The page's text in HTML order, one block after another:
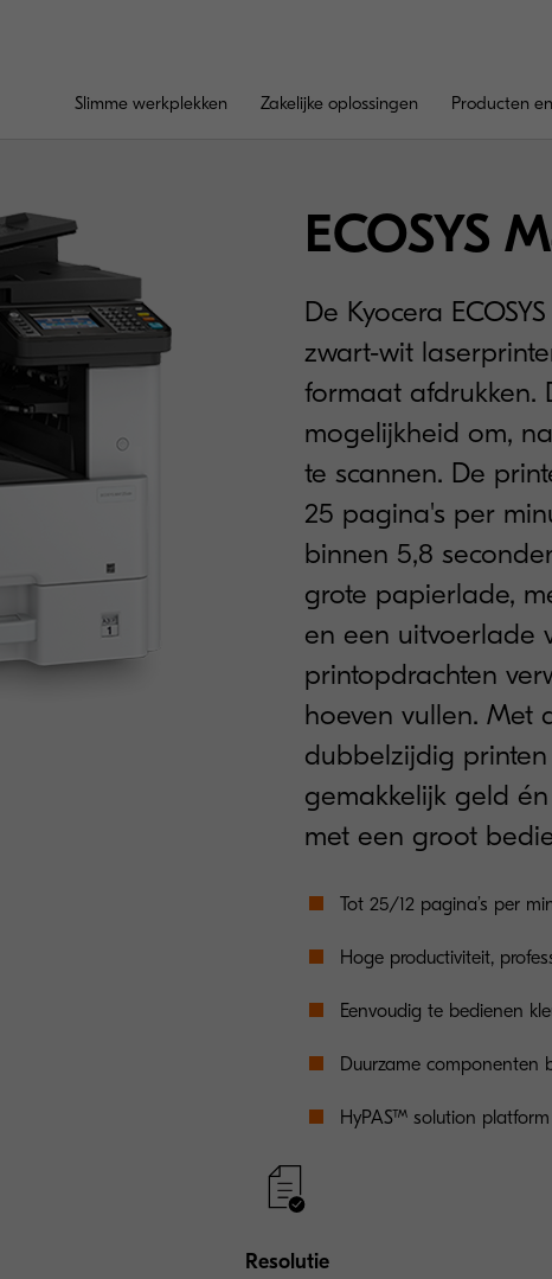
Slimme werkplekken Zakelijke oplossingen Producten
ECOSYS
De Kyocera
zwart-wit
formaat afdrukken.
mogelijkheid om,
te scannen. De
25 pagina's per
binnen 5,8
grote papierlade,
en een uitvoerlade
printopdrachten
hoeven vullen. Met
dubbelzijdig
gemakkelijk geld
met een groot
Tot 25/12 pagina’s per
Hoge productiviteit,
Eenvoudig te bedienen
Duurzame componenten
HyPAS™ solution
Resolutie